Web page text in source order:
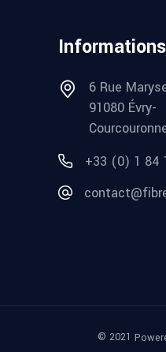
Informations
6 Rue
91080 Évry-
+33 (0) 1 84
© 2021